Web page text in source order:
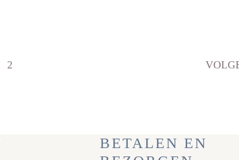
2
BETALEN EN